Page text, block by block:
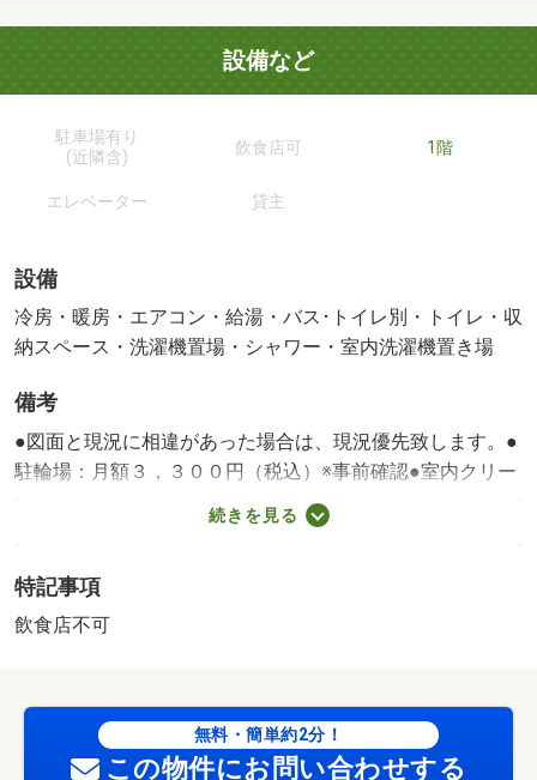
設備など
駐車場有り
(近隣含)
飲食店可 1階
エレベーター 貸主
設備
冷房・暖房・エアコン・給湯・バス･トイレ別・トイレ・収
納スペース・洗濯機置場・シャワー・室内洗濯機置き場
備考
●図面と現況に相違があった場合は、現況優先致します。●
駐輪場：月額３，３００円（税込）※事前確認●室内クリー
ニング費用：１１０，０００円（税込）●鍵交換代：３
３，０００円（税込）エアコン・賃貸保証等：加入要（貸
のＳＯＨＯサロン可物件★業種ご相談ください・仲介手数
料：１ヶ月 築年月:2018/02築
続きを見る
特記事項
飲食店不可
無料・簡単約2分！
この物件にお問い合わせする